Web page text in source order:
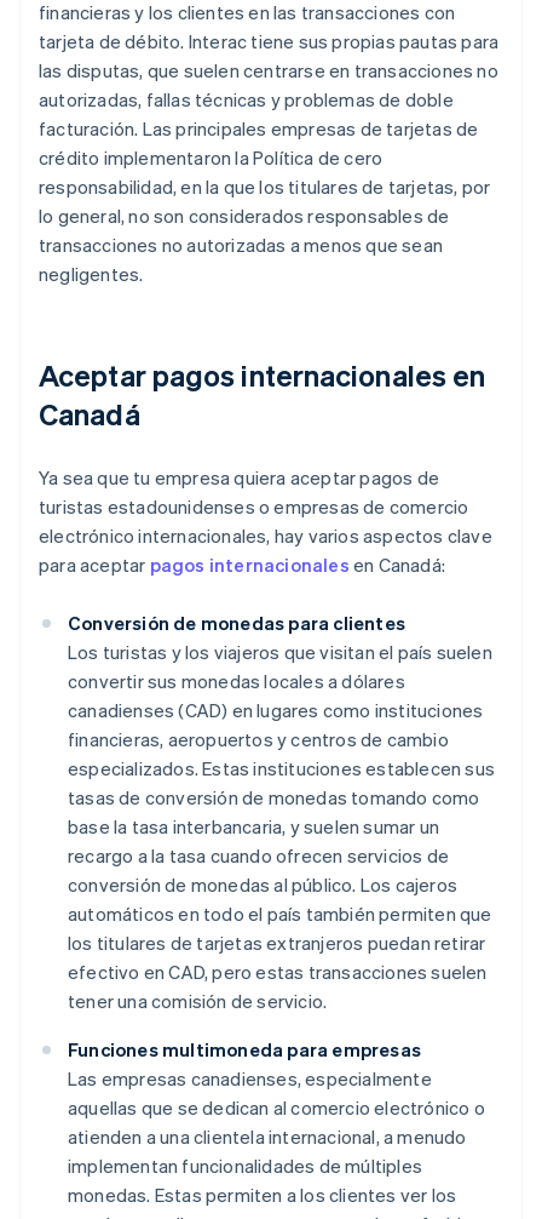
financieras y los clientes en las transacciones con
tarjeta de débito. Interac tiene sus propias pautas para
las disputas, que suelen centrarse en transacciones no
autorizadas, fallas técnicas y problemas de doble
facturación. Las principales empresas de tarjetas de
crédito implementaron la Política de cero
responsabilidad, en la que los titulares de tarjetas, por
lo general, no son considerados responsables de
transacciones no autorizadas a menos que sean
negligentes.
Aceptar pagos internacionales en
Canadá
Ya sea que tu empresa quiera aceptar pagos de
turistas estadounidenses o empresas de comercio
electrónico internacionales, hay varios aspectos clave
para aceptar pagos internacionales en Canadá:
Conversión de monedas para clientes
Los turistas y los viajeros que visitan el país suelen
convertir sus monedas locales a dólares
canadienses (CAD) en lugares como instituciones
financieras, aeropuertos y centros de cambio
especializados. Estas instituciones establecen sus
tasas de conversión de monedas tomando como
base la tasa interbancaria, y suelen sumar un
recargo a la tasa cuando ofrecen servicios de
conversión de monedas al público. Los cajeros
automáticos en todo el país también permiten que
los titulares de tarjetas extranjeros puedan retirar
efectivo en CAD, pero estas transacciones suelen
tener una comisión de servicio.
Funciones multimoneda para empresas
Las empresas canadienses, especialmente
aquellas que se dedican al comercio electrónico o
atienden a una clientela internacional, a menudo
implementan funcionalidades de múltiples
monedas. Estas permiten a los clientes ver los